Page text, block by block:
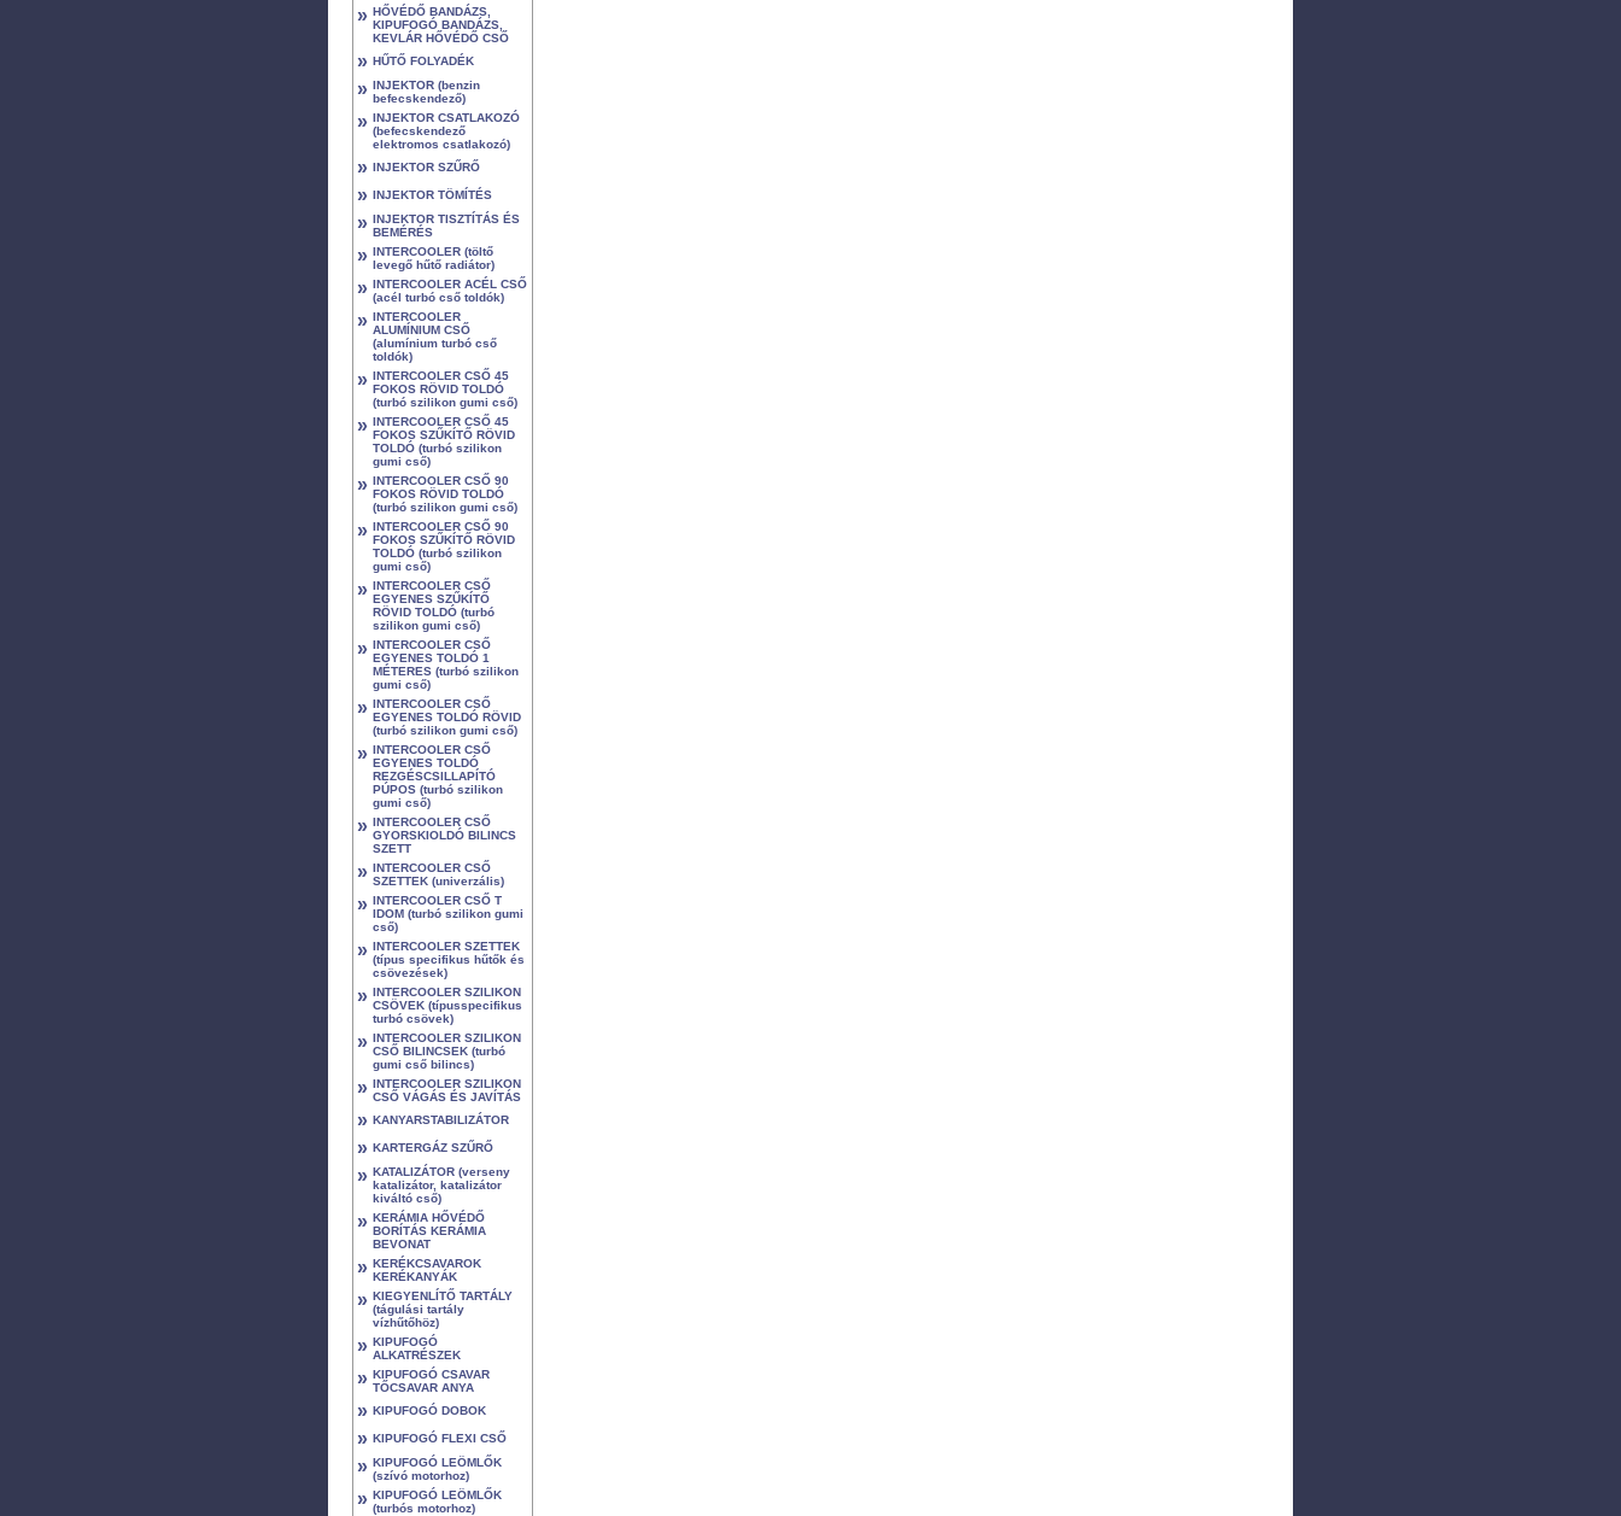
» HŐVÉDŐ BANDÁZS,
KIPUFOGÓ BANDÁZS,
KEVLÁR HŐVÉDŐ CSŐ
» HŰTŐ FOLYADÉK
» INJEKTOR (benzin
befecskendező)
» INJEKTOR CSATLAKOZÓ
(befecskendező
elektromos csatlakozó)
» INJEKTOR SZŰRŐ
» INJEKTOR TÖMÍTÉS
» INJEKTOR TISZTÍTÁS ÉS
BEMÉRÉS
» INTERCOOLER (töltő
levegő hűtő radiátor)
» INTERCOOLER ACÉL CSŐ
(acél turbó cső toldók)
» INTERCOOLER
ALUMÍNIUM CSŐ
(alumínium turbó cső
toldók)
» INTERCOOLER CSŐ 45
FOKOS RÖVID TOLDÓ
(turbó szilikon gumi cső)
» INTERCOOLER CSŐ 45
FOKOS SZŰKÍTŐ RÖVID
TOLDÓ (turbó szilikon
gumi cső)
» INTERCOOLER CSŐ 90
FOKOS RÖVID TOLDÓ
(turbó szilikon gumi cső)
» INTERCOOLER CSŐ 90
FOKOS SZŰKÍTŐ RÖVID
TOLDÓ (turbó szilikon
gumi cső)
» INTERCOOLER CSŐ
EGYENES SZŰKÍTŐ
RÖVID TOLDÓ (turbó
szilikon gumi cső)
» INTERCOOLER CSŐ
EGYENES TOLDÓ 1
MÉTERES (turbó szilikon
gumi cső)
» INTERCOOLER CSŐ
EGYENES TOLDÓ RÖVID
(turbó szilikon gumi cső)
» INTERCOOLER CSŐ
EGYENES TOLDÓ
REZGÉSCSILLAPÍTÓ
PÚPOS (turbó szilikon
gumi cső)
» INTERCOOLER CSŐ
GYORSKIOLDÓ BILINCS
SZETT
» INTERCOOLER CSŐ
SZETTEK (univerzális)
» INTERCOOLER CSŐ T
IDOM (turbó szilikon gumi
cső)
» INTERCOOLER SZETTEK
(típus specifikus hűtők és
csövezések)
» INTERCOOLER SZILIKON
CSÖVEK (típusspecifikus
turbó csövek)
» INTERCOOLER SZILIKON
CSŐ BILINCSEK (turbó
gumi cső bilincs)
» INTERCOOLER SZILIKON
CSŐ VÁGÁS ÉS JAVÍTÁS
» KANYARSTABILIZÁTOR
» KARTERGÁZ SZŰRŐ
» KATALIZÁTOR (verseny
katalizátor, katalizátor
kiváltó cső)
» KERÁMIA HŐVÉDŐ
BORÍTÁS KERÁMIA
BEVONAT
» KERÉKCSAVAROK
KERÉKANYÁK
» KIEGYENLÍTŐ TARTÁLY
(tágulási tartály
vízhűtőhöz)
» KIPUFOGÓ
ALKATRÉSZEK
» KIPUFOGÓ CSAVAR
TŐCSAVAR ANYA
» KIPUFOGÓ DOBOK
» KIPUFOGÓ FLEXI CSŐ
» KIPUFOGÓ LEÖMLŐK
(szívó motorhoz)
» KIPUFOGÓ LEÖMLŐK
(turbós motorhoz)